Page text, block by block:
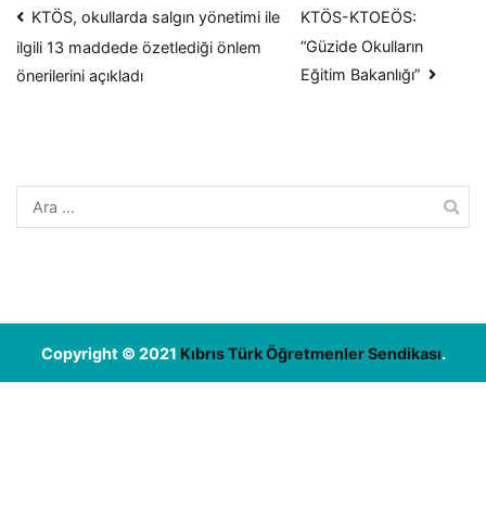
Yazı
dolaşımı
KTÖS, okullarda salgın yönetimi ile
ilgili 13 maddede özetlediği önlem
önerilerini açıkladı
KTÖS-KTOEÖS:
“Güzide Okulların
Eğitim Bakanlığı”
Arama:
Copyright © 2021 Kıbrıs Türk Öğretmenler Sendikası.